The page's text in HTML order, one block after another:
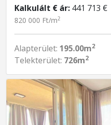
Kalkulált € ár: 441 713 €
820 000 Ft/m2
Alapterület: 195.00m2
Telekterület: 726m2